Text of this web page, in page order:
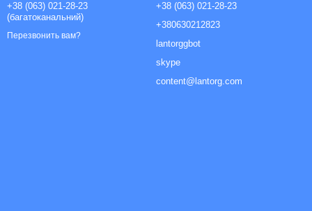
+38 (063) 021-28-23
(багатоканальний)
Перезвонить вам?
+38 (063) 021-28-23
+380630212823
lantorggbot
skype
content@lantorg.com